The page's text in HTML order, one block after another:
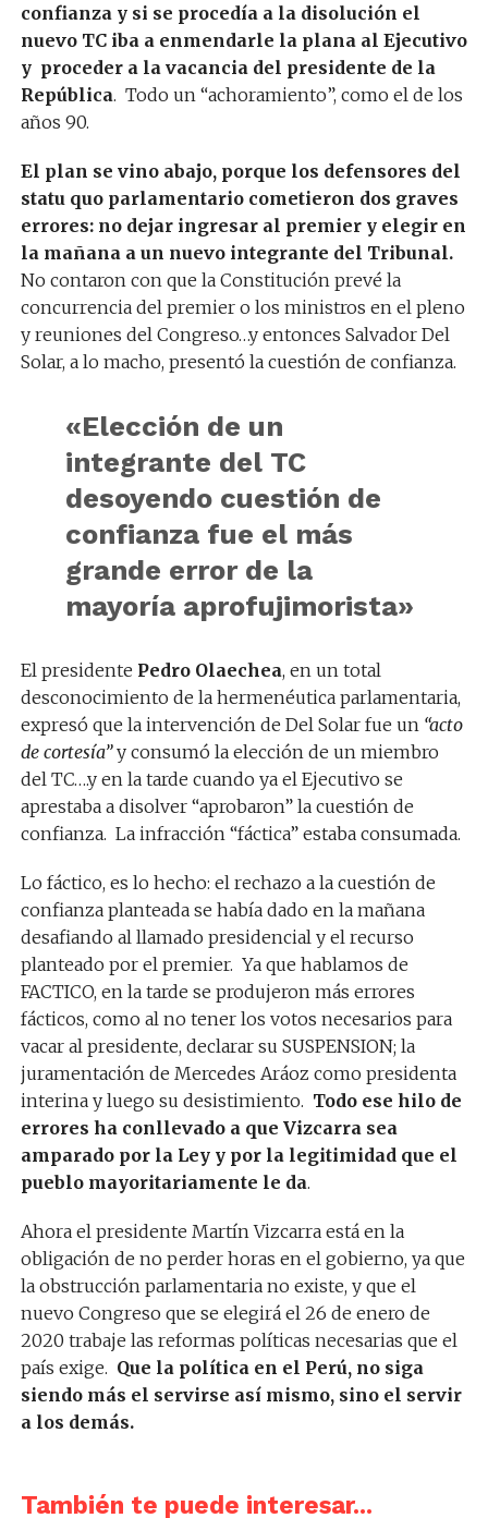
confianza y si se procedía a la disolución el
nuevo TC iba a enmendarle la plana al Ejecutivo
y proceder a la vacancia del presidente de la
República. Todo un “achoramiento”, como el de los
años 90.
El plan se vino abajo, porque los defensores del
statu quo parlamentario cometieron dos graves
errores: no dejar ingresar al premier y elegir en
la mañana a un nuevo integrante del Tribunal.
No contaron con que la Constitución prevé la
concurrencia del premier o los ministros en el pleno
y reuniones del Congreso…y entonces Salvador Del
Solar, a lo macho, presentó la cuestión de confianza.
«Elección de un
integrante del TC
desoyendo cuestión de
confianza fue el más
grande error de la
mayoría aprofujimorista»
El presidente Pedro Olaechea, en un total
desconocimiento de la hermenéutica parlamentaria,
expresó que la intervención de Del Solar fue un “acto
de cortesía”y consumó la elección de un miembro
del TC….y en la tarde cuando ya el Ejecutivo se
aprestaba a disolver “aprobaron” la cuestión de
confianza. La infracción “fáctica” estaba consumada.
Lo fáctico, es lo hecho: el rechazo a la cuestión de
confianza planteada se había dado en la mañana
desafiando al llamado presidencial y el recurso
planteado por el premier. Ya que hablamos de
FACTICO, en la tarde se produjeron más errores
fácticos, como al no tener los votos necesarios para
vacar al presidente, declarar su SUSPENSION; la
juramentación de Mercedes Aráoz como presidenta
interina y luego su desistimiento. Todo ese hilo de
errores ha conllevado a que Vizcarra sea
amparado por la Ley y por la legitimidad que el
pueblo mayoritariamente le da.
Ahora el presidente Martín Vizcarra está en la
obligación de no perder horas en el gobierno, ya que
la obstrucción parlamentaria no existe, y que el
nuevo Congreso que se elegirá el 26 de enero de
2020 trabaje las reformas políticas necesarias que el
país exige. Que la política en el Perú, no siga
siendo más el servirse así mismo, sino el servir
a los demás.
También te puede interesar...